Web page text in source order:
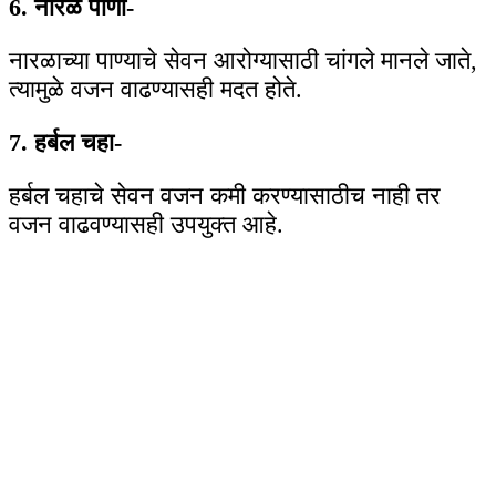
6. नारळ पाणी-
नारळाच्या पाण्याचे सेवन आरोग्यासाठी चांगले मानले जाते,
त्यामुळे वजन वाढण्यासही मदत होते.
7. हर्बल चहा-
हर्बल चहाचे सेवन वजन कमी करण्यासाठीच नाही तर
वजन वाढवण्यासही उपयुक्त आहे.